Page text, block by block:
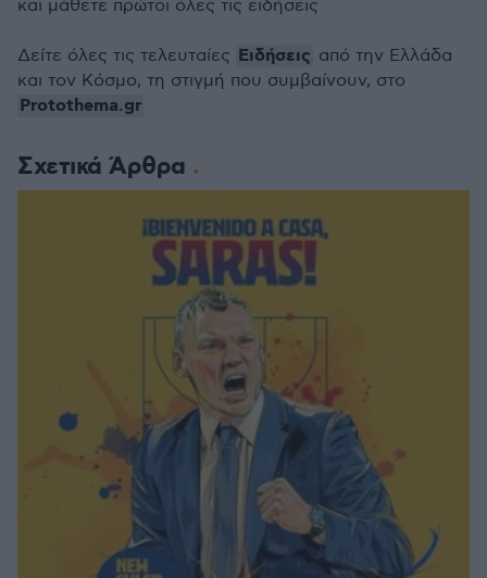
Σχετικά Άρθρα
και μάθετε πρώτοι όλες τις ειδήσεις
Δείτε όλες τις τελευταίες Ειδήσεις από την Ελλάδα
και τον Κόσμο, τη στιγμή που συμβαίνουν, στο
Protothema.gr